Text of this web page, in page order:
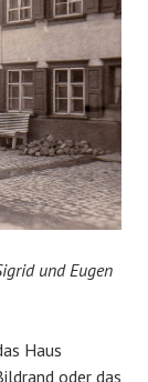
und Eugen
Haus
oder das